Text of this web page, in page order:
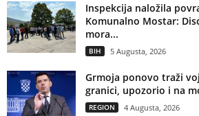
Inspekcija naložila
Komunalno Mostar:
mora...
BIH 5 Augusta, 2026
Grmoja ponovo traži
granici, upozorio i na
REGION 4 Augusta, 2026